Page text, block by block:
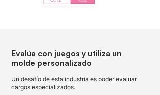
Evalúa con juegos y utiliza un
molde personalizado
Un desafío de esta industria es poder evaluar
cargos especializados.